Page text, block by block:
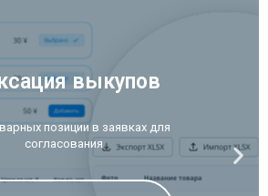
выкупов
позиции в заявках для
согласования